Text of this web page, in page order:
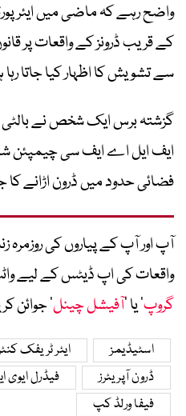
واضح رہے کہ ماضی میں
کے قریب ڈرونز کے واقعات پر
سے تشویش کا اظہار کیا جاتا
ایف ایل اے ایف سی چیمپئن
فضائی حدود میں ڈرون اڑانے کا
آپ اور آپ کے پیاروں کی روزمرہ
واقعات کی اپ ڈیٹس کے لیے
گروپ‘ یا ’آفیشل چینل‘ جوائن
اسٹیڈیمز ایئر ٹریفک
ڈرون آپریٹرز
فیڈرل ایوی
فیفا ورلڈ کپ